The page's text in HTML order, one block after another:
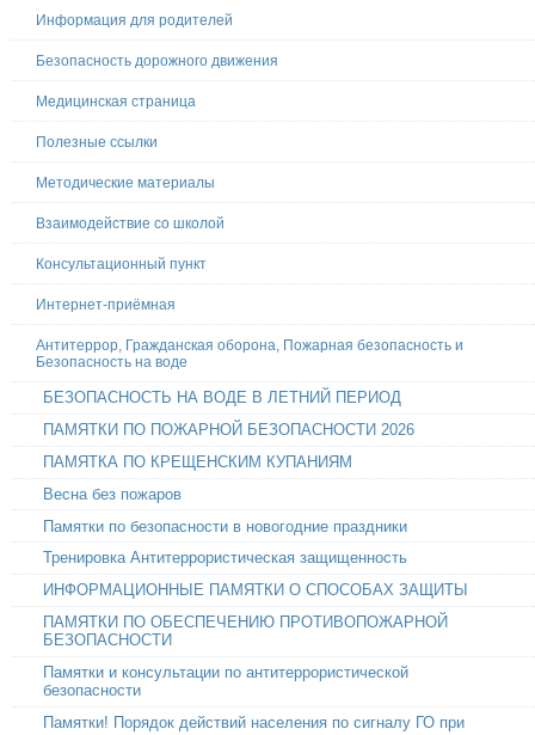
Информация для родителей
Безопасность дорожного движения
Медицинская страница
Полезные ссылки
Методические материалы
Взаимодействие со школой
Консультационный пункт
Интернет-приёмная
Антитеррор, Гражданская оборона, Пожарная безопасность и
Безопасность на воде
БЕЗОПАСНОСТЬ НА ВОДЕ В ЛЕТНИЙ ПЕРИОД
ПАМЯТКИ ПО ПОЖАРНОЙ БЕЗОПАСНОСТИ 2026
ПАМЯТКА ПО КРЕЩЕНСКИМ КУПАНИЯМ
Весна без пожаров
Памятки по безопасности в новогодние праздники
Тренировка Антитеррористическая защищенность
ИНФОРМАЦИОННЫЕ ПАМЯТКИ О СПОСОБАХ ЗАЩИТЫ
ПАМЯТКИ ПО ОБЕСПЕЧЕНИЮ ПРОТИВОПОЖАРНОЙ
БЕЗОПАСНОСТИ
Памятки и консультации по антитеррористической
безопасности
Памятки! Порядок действий населения по сигналу ГО при